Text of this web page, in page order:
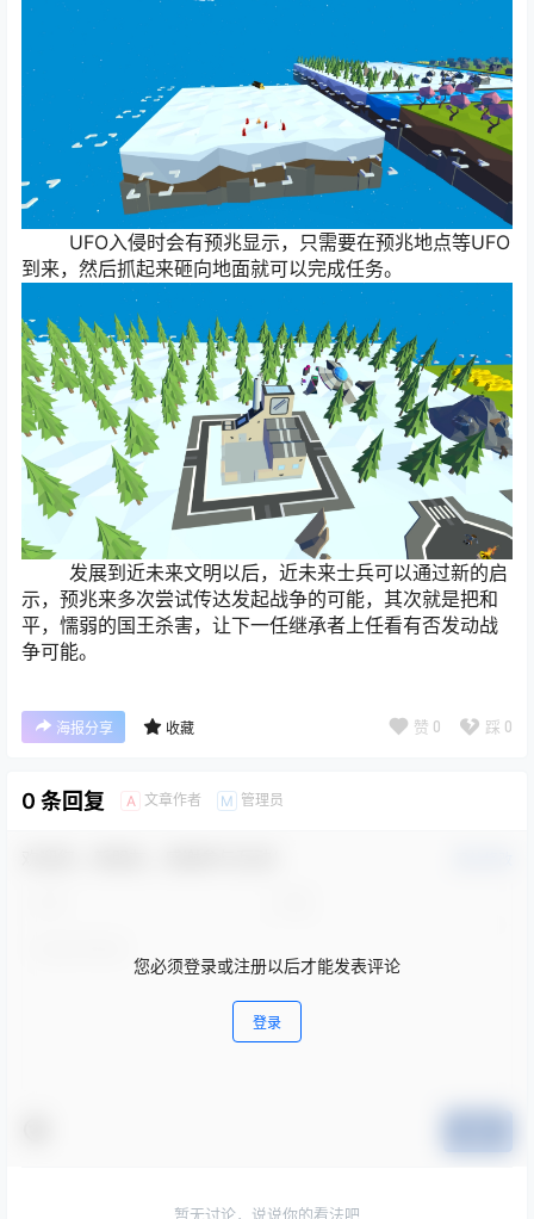
UFO入侵时会有预兆显示，只需要在预兆地点等UFO
到来，然后抓起来砸向地面就可以完成任务。
发展到近未来文明以后，近未来士兵可以通过新的启
示，预兆来多次尝试传达发起战争的可能，其次就是把和
平，懦弱的国王杀害，让下一任继承者上任看有否发动战
争可能。
海报分享 收藏 赞 0 踩 0
0 条回复 A 文章作者 M 管理员
您必须登录或注册以后才能发表评论
登录
暂无讨论，说说你的看法吧